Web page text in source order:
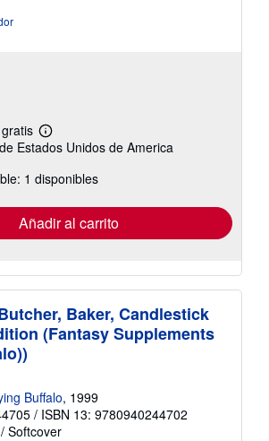
Más
información
las
tarifas
envío
Estados Unidos de America
1 disponibles
Añadir al carrito
Baker, Candlestick
(Fantasy Supplements
Buffalo, 1999
/ ISBN 13: 9780940244702
/ Softcover